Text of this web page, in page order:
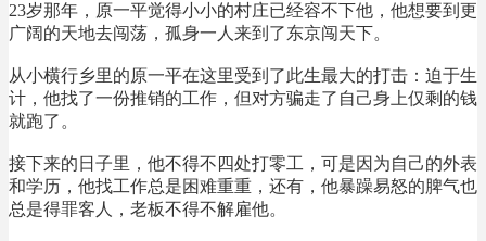
23岁那年，原一平觉得小小的村庄已经容不下他，他想要到更
广阔的天地去闯荡，孤身一人来到了东京闯天下。
从小横行乡里的原一平在这里受到了此生最大的打击：迫于生
计，他找了一份推销的工作，但对方骗走了自己身上仅剩的钱
就跑了。
接下来的日子里，他不得不四处打零工，可是因为自己的外表
和学历，他找工作总是困难重重，还有，他暴躁易怒的脾气也
总是得罪客人，老板不得不解雇他。